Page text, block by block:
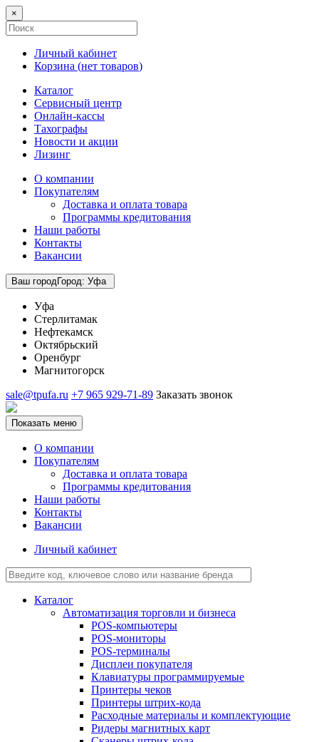
×
Личный кабинет
Корзина (нет товаров)
Каталог
Сервисный центр
Онлайн-кассы
Тахографы
Новости и акции
Лизинг
О компании
Покупателям
Доставка и оплата товара
Программы кредитования
Наши работы
Контакты
Вакансии
Ваш городГород: Уфа
Уфа
Стерлитамак
Нефтекамск
Октябрьский
Оренбург
Магнитогорск
sale@tpufa.ru +7 965 929-71-89 Заказать звонок
Показать меню
О компании
Покупателям
Доставка и оплата товара
Программы кредитования
Наши работы
Контакты
Вакансии
Личный кабинет
Каталог
Автоматизация торговли и бизнеса
POS-компьютеры
POS-мониторы
POS-терминалы
Дисплеи покупателя
Клавиатуры программируемые
Принтеры чеков
Принтеры штрих-кода
Расходные материалы и комплектующие
Ридеры магнитных карт